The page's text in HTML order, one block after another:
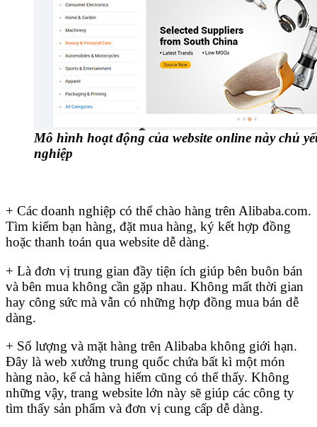
Mô hình hoạt động của website online này chủ
nghiệp
+ Các doanh nghiệp có thể chào hàng trên Alibaba.com.
Tìm kiếm bạn hàng, đặt mua hàng, ký kết hợp đồng
hoặc thanh toán qua website dễ dàng.
+ Là đơn vị trung gian đầy tiện ích giúp bên buôn bán
và bên mua không cần gặp nhau. Không mất thời gian
hay công sức mà vẫn có những hợp đồng mua bán dễ
dàng.
+ Số lượng và mặt hàng trên Alibaba không giới hạn.
Đây là web xưởng trung quốc chứa bất kì một món
hàng nào, kể cả hàng hiếm cũng có thể thấy. Không
những vậy, trang website lớn này sẽ giúp các công ty
tìm thấy sản phẩm và đơn vị cung cấp dễ dàng.